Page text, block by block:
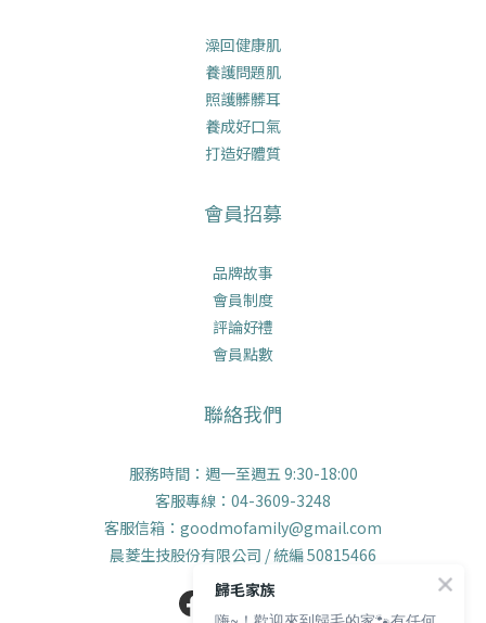
澡回健康肌
養護問題肌
照護髒髒耳
養成好口氣
打造好體質
會員招募
品牌故事
會員制度
評論好禮
會員點數
聯絡我們
服務時間：週一至週五 9:30-18:00
客服專線：04-3609-3248
客服信箱：goodmofamily@gmail.com
晨菱生技股份有限公司 / 統編 50815466
歸毛家族